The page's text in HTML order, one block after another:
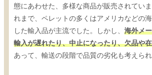
態にあわせた、多様な商品が販売されてい
れまで、ペレットの多くはアメリカなどの
した輸入品が主流でした。しかし、 海外メ
輸入が遅れたり、中止になったり、欠品や
あって、輸送の段階で品質の劣化も考えられ